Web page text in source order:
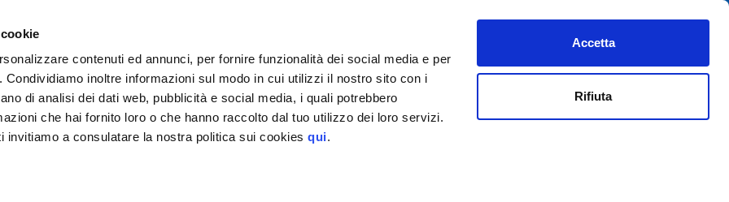
contenuti ed annunci, per fornire funzionalità dei social media e per
inoltre informazioni sul modo in cui utilizzi il nostro sito con i
di analisi dei dati web, pubblicità e social media, i quali potrebbero
che hai fornito loro o che hanno raccolto dal tuo utilizzo dei loro servizi.
invitiamo a consulatare la nostra politica sui cookiesqui.
Accetta
Rifiuta
ACCEDI
servite >
Parking Gran Melià
or.rid. MAPPA PRENOTA ORA
H. MAX 2.30 m